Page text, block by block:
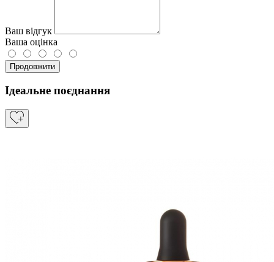
Ваш відгук
Ваша оцінка
Продовжити
Ідеальне поєднання